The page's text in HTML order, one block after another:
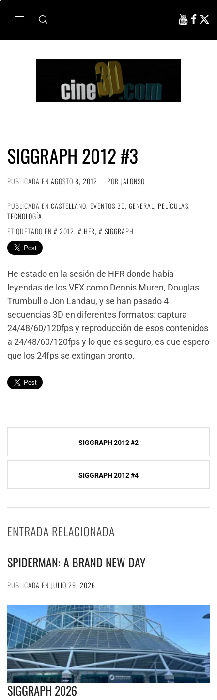
Menú
SIGGRAPH 2012 #3
PUBLICADA EN AGOSTO 8, 2012 POR JALONSO
PUBLICADA EN CASTELLANO, EVENTOS 3D, GENERAL, PELÍCULAS,
TECNOLOGÍA
ETIQUETADO EN
2012, HFR, SIGGRAPH
He estado en la sesión de HFR donde había
leyendas de los VFX como Dennis Muren, Douglas
Trumbull o Jon Landau, y se han pasado 4
secuencias 3D en diferentes formatos: captura
24/48/60/120fps y reproducción de esos contenidos
a 24/48/60/120fps y lo que es seguro, es que espero
que los 24fps se extingan pronto.
Navegación
de
SIGGRAPH 2012 #2
SIGGRAPH 2012 #4
ENTRADA RELACIONADA
SPIDERMAN: A BRAND NEW DAY
PUBLICADA EN JULIO 29, 2026
SIGGRAPH 2026